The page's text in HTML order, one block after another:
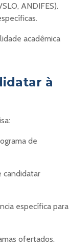
ANDIFES).
acadêmica
à
de
candidatar
específica para
ofertados.